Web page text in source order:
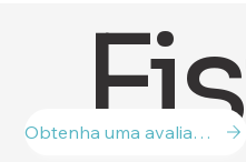
Fisioterapia Domiciliar:
Conforto do Lar
Obtenha uma avaliação!